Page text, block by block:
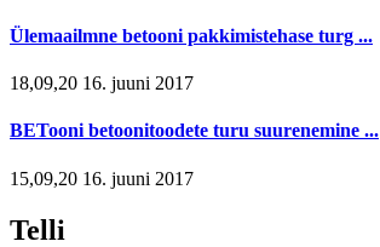
Ülemaailmne betooni pakkimistehase turg ...
18,09,20 16. juuni 2017
BETooni betoonitoodete turu suurenemine ...
15,09,20 16. juuni 2017
Telli